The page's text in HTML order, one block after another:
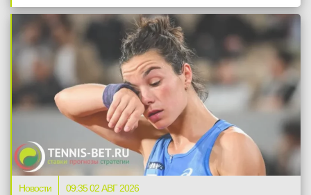
Новости 09:35 02 АВГ 2026